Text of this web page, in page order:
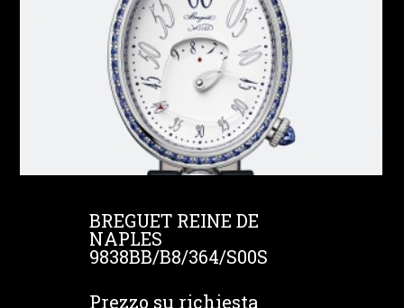
BREGUET REINE DE
NAPLES
9838BB/B8/364/S00S
Prezzo su richiesta